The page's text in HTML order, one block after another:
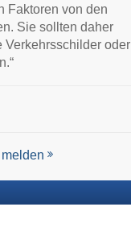
Faktoren von den
Sie sollten daher
Verkehrsschilder oder
melden